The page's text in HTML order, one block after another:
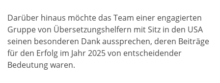
Darüber hinaus möchte das Team einer engagierten
Gruppe von Übersetzungshelfern mit Sitz in den USA
seinen besonderen Dank aussprechen, deren Beiträge
für den Erfolg im Jahr 2025 von entscheidender
Bedeutung waren.